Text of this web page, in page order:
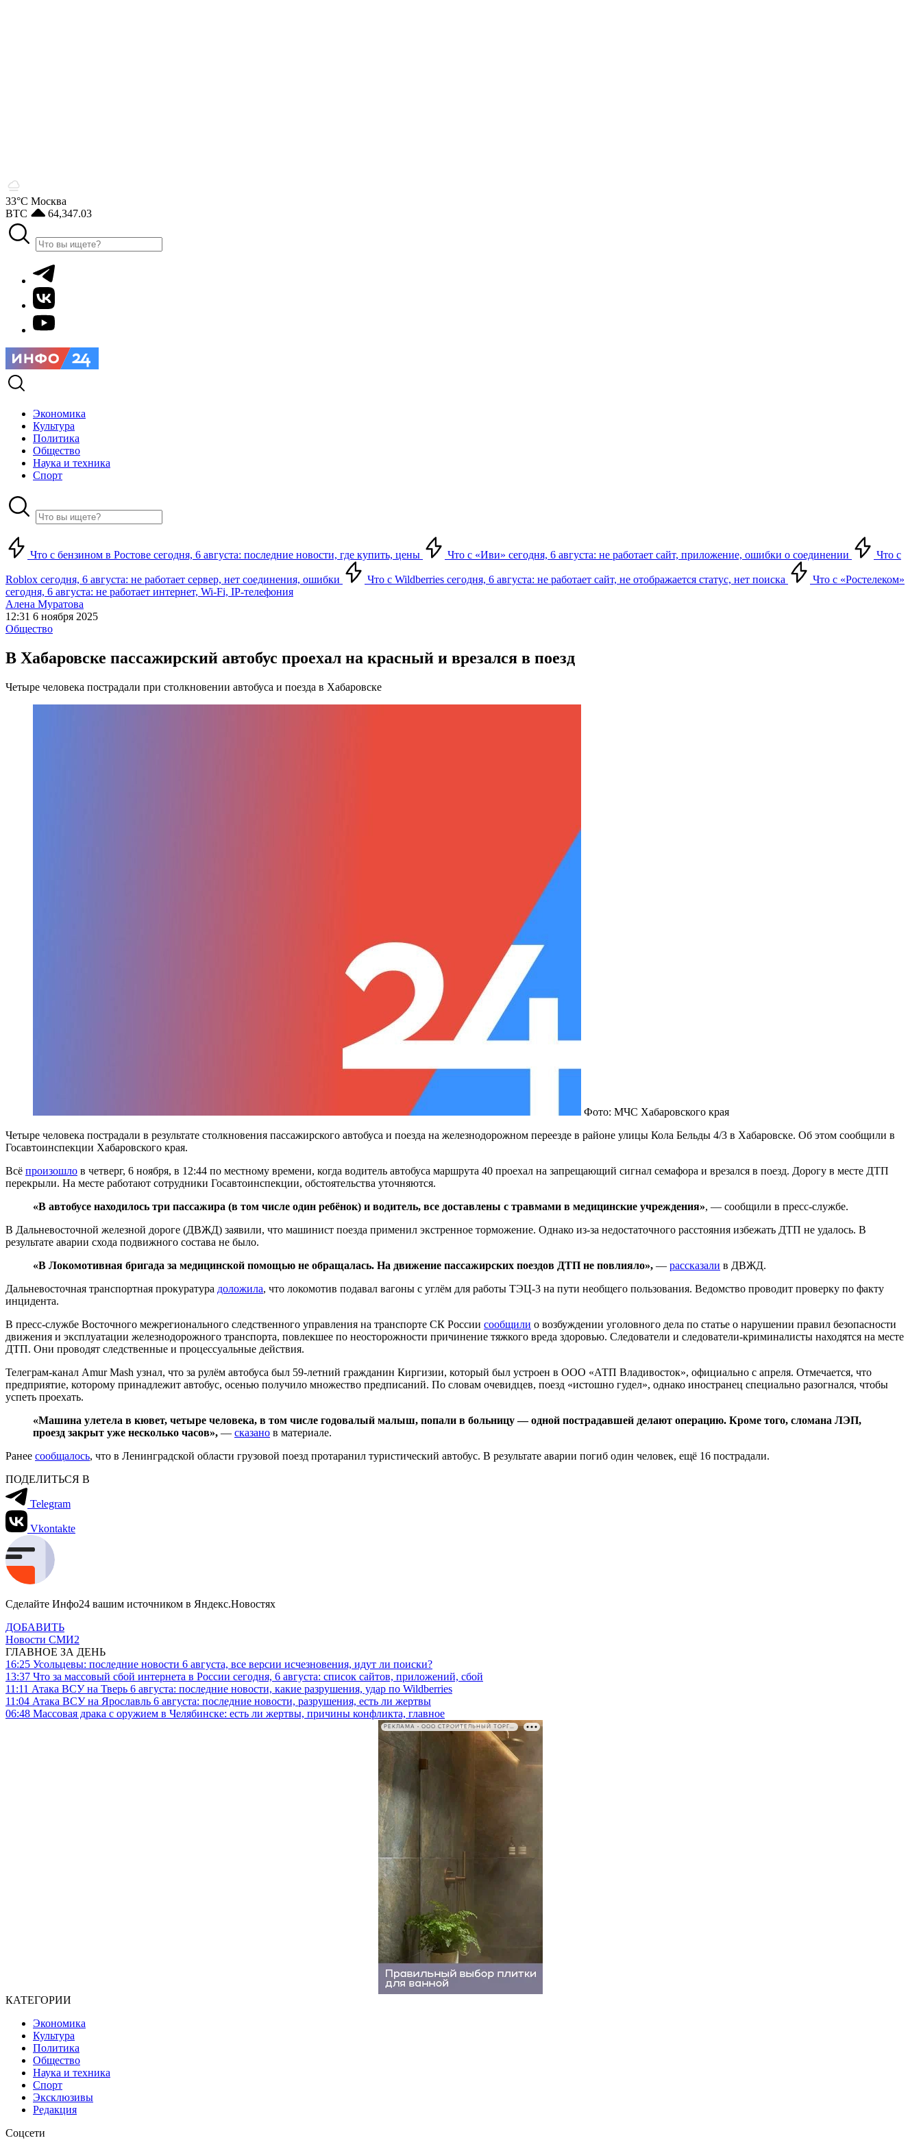
33°С Москва
BTC
64,347.03
Экономика
Культура
Политика
Общество
Наука и техника
Спорт
Что с бензином в Ростове сегодня, 6 августа: последние новости, где купить, цены Что с «Иви» сегодня, 6 августа: не работает сайт, приложение, ошибки о соединении Что с
Roblox сегодня, 6 августа: не работает сервер, нет соединения, ошибки Что с Wildberries сегодня, 6 августа: не работает сайт, не отображается статус, нет поиска
Что с «Ростелеком»
сегодня, 6 августа: не работает интернет, Wi-Fi, IP-телефония
Алена Муратова
12:31 6 ноября 2025
Общество
В Хабаровске пассажирский автобус проехал на красный и врезался в поезд
Четыре человека пострадали при столкновении автобуса и поезда в Хабаровске
Фото: МЧС Хабаровского края
Четыре человека пострадали в результате столкновения пассажирского автобуса и поезда на железнодорожном переезде в районе улицы Кола Бельды 4/3 в Хабаровске. Об этом сообщили в
Госавтоинспекции Хабаровского края.
Всё произошло в четверг, 6 ноября, в 12:44 по местному времени, когда водитель автобуса маршрута 40 проехал на запрещающий сигнал семафора и врезался в поезд. Дорогу в месте ДТП
перекрыли. На месте работают сотрудники Госавтоинспекции, обстоятельства уточняются.
«В автобусе находилось три пассажира (в том числе один ребёнок) и водитель, все доставлены с травмами в медицинские учреждения», — сообщили в пресс-службе.
В Дальневосточной железной дороге (ДВЖД) заявили, что машинист поезда применил экстренное торможение. Однако из-за недостаточного расстояния избежать ДТП не удалось. В
результате аварии схода подвижного состава не было.
«В Локомотивная бригада за медицинской помощью не обращалась. На движение пассажирских поездов ДТП не повлияло», — рассказали в ДВЖД.
Дальневосточная транспортная прокуратура доложила, что локомотив подавал вагоны с углём для работы ТЭЦ-3 на пути необщего пользования. Ведомство проводит проверку по факту
инцидента.
В пресс-службе Восточного межрегионального следственного управления на транспорте СК России сообщили о возбуждении уголовного дела по статье о нарушении правил безопасности
движения и эксплуатации железнодорожного транспорта, повлекшее по неосторожности причинение тяжкого вреда здоровью. Следователи и следователи-криминалисты находятся на месте
ДТП. Они проводят следственные и процессуальные действия.
Телеграм-канал Amur Mash узнал, что за рулём автобуса был 59-летний гражданин Киргизии, который был устроен в ООО «АТП Владивосток», официально с апреля. Отмечается, что
предприятие, которому принадлежит автобус, осенью получило множество предписаний. По словам очевидцев, поезд «истошно гудел», однако иностранец специально разогнался, чтобы
успеть проехать.
«Машина улетела в кювет, четыре человека, в том числе годовалый малыш, попали в больницу — одной пострадавшей делают операцию. Кроме того, сломана ЛЭП,
проезд закрыт уже несколько часов», — сказано в материале.
Ранее сообщалось, что в Ленинградской области грузовой поезд протаранил туристический автобус. В результате аварии погиб один человек, ещё 16 пострадали.
ПОДЕЛИТЬСЯ В
Telegram
Vkontakte
Сделайте Инфо24 вашим источником в Яндекс.Новостях
ДОБАВИТЬ
Новости СМИ2
ГЛАВНОЕ ЗА ДЕНЬ
16:25 Усольцевы: последние новости 6 августа, все версии исчезновения, идут ли поиски?
13:37 Что за массовый сбой интернета в России сегодня, 6 августа: список сайтов, приложений, сбой
11:11 Атака ВСУ на Тверь 6 августа: последние новости, какие разрушения, удар по Wildberries
11:04 Атака ВСУ на Ярославль 6 августа: последние новости, разрушения, есть ли жертвы
06:48 Массовая драка с оружием в Челябинске: есть ли жертвы, причины конфликта, главное
РЕКЛАМА • ООО СТРОИТЕЛЬНЫЙ ТОРГОВЫЙ ДОМ «ПЕТРОВИЧ». ИНН: 7802348846
КАТЕГОРИИ
Экономика
Культура
Политика
Общество
Наука и техника
Спорт
Эксклюзивы
Редакция
Соцсети